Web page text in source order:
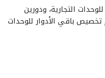
التجارية، ودورين
تخصيص باقي الأدوار للوحدات